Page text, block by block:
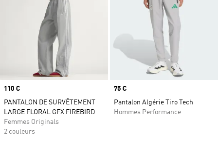
Prix
110 €
PANTALON DE SURVÊTEMENT
LARGE FLORAL GFX FIREBIRD
Femmes Originals
2 couleurs
Prix
75 €
Pantalon Algérie Tiro Tech
Hommes Performance